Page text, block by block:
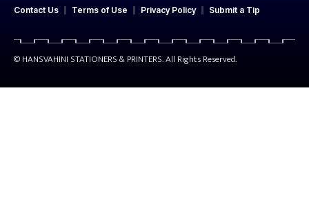
Contact Us Terms of Use Privacy Policy Submit a Tip
© HANSVAHINI STATIONERS & PRINTERS. All Rights Reserved.